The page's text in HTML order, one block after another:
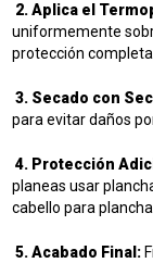
2. Aplica el
uniformemente
protección completa.
3. Secado con
para evitar daños
4. Protección
planeas usar
cabello para
5. Acabado Final: